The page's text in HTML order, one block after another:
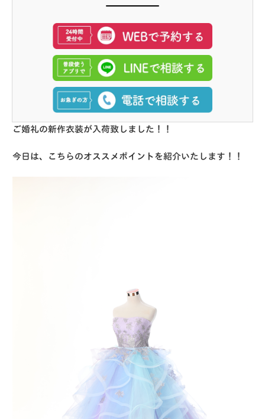
ご婚礼の新作衣装が入荷致しました！！
今日は、こちらのオススメポイントを紹介いたします！！